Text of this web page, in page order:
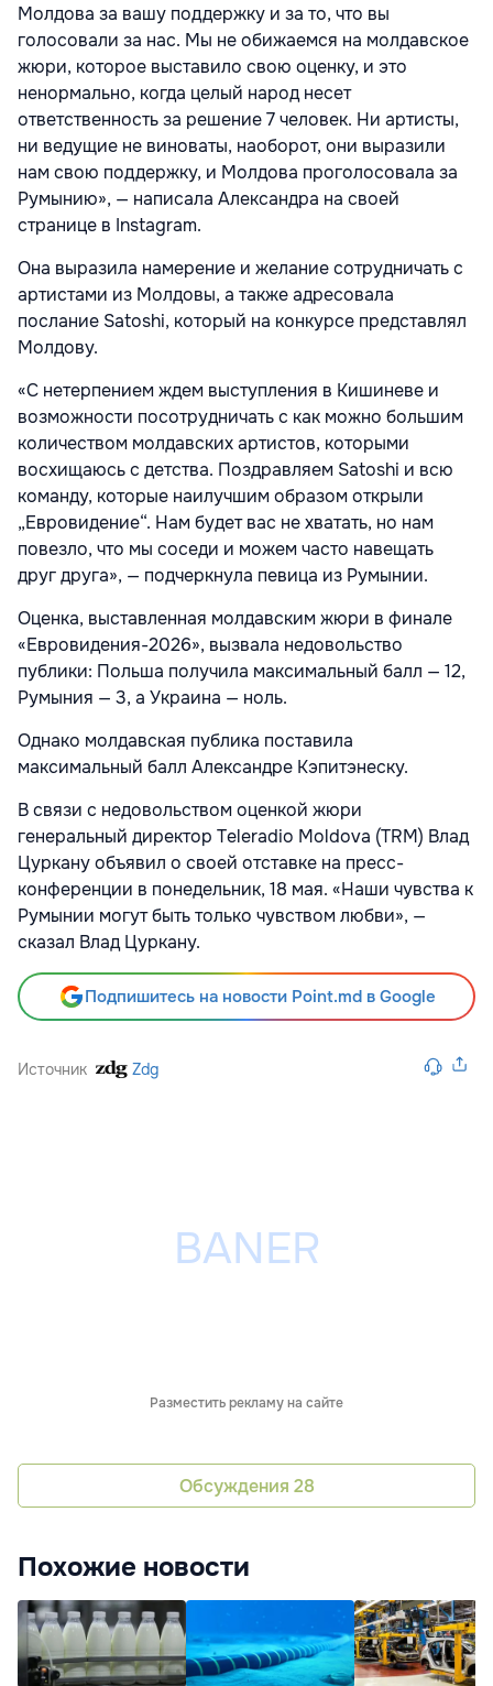
Молдова за вашу поддержку и за то, что вы
голосовали за нас. Мы не обижаемся на молдавское
жюри, которое выставило свою оценку, и это
ненормально, когда целый народ несет
ответственность за решение 7 человек. Ни артисты,
ни ведущие не виноваты, наоборот, они выразили
нам свою поддержку, и Молдова проголосовала за
Румынию», — написала Александра на своей
странице в Instagram.
Она выразила намерение и желание сотрудничать с
артистами из Молдовы, а также адресовала
послание Satoshi, который на конкурсе представлял
Молдову.
«С нетерпением ждем выступления в Кишиневе и
возможности посотрудничать с как можно большим
количеством молдавских артистов, которыми
восхищаюсь с детства. Поздравляем Satoshi и всю
команду, которые наилучшим образом открыли
„Евровидение“. Нам будет вас не хватать, но нам
повезло, что мы соседи и можем часто навещать
друг друга», — подчеркнула певица из Румынии.
Оценка, выставленная молдавским жюри в финале
«Евровидения-2026», вызвала недовольство
публики: Польша получила максимальный балл — 12,
Румыния — 3, а Украина — ноль.
Однако молдавская публика поставила
максимальный балл Александре Кэпитэнеску.
В связи с недовольством оценкой жюри
генеральный директор Teleradio Moldova (TRM) Влад
Цуркану объявил о своей отставке на пресс-
конференции в понедельник, 18 мая. «Наши чувства к
Румынии могут быть только чувством любви», —
сказал Влад Цуркану.
Подпишитесь на новости Point.md в Google
Источник Zdg
Разместить рекламу на сайте
Обсуждения 28
Похожие новости